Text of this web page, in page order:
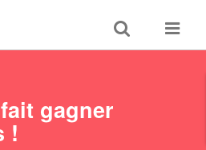
Toggle
search
Toggle
gagner
!